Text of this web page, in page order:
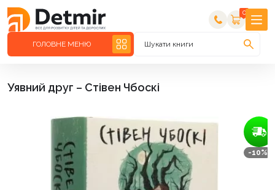
0
ГОЛОВНЕ МЕНЮ Шукати книги
Уявний друг – Стівен Чбоскі
-10%